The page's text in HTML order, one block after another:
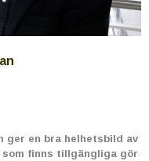
ger en bra helhetsbild av
som finns tillgängliga gör